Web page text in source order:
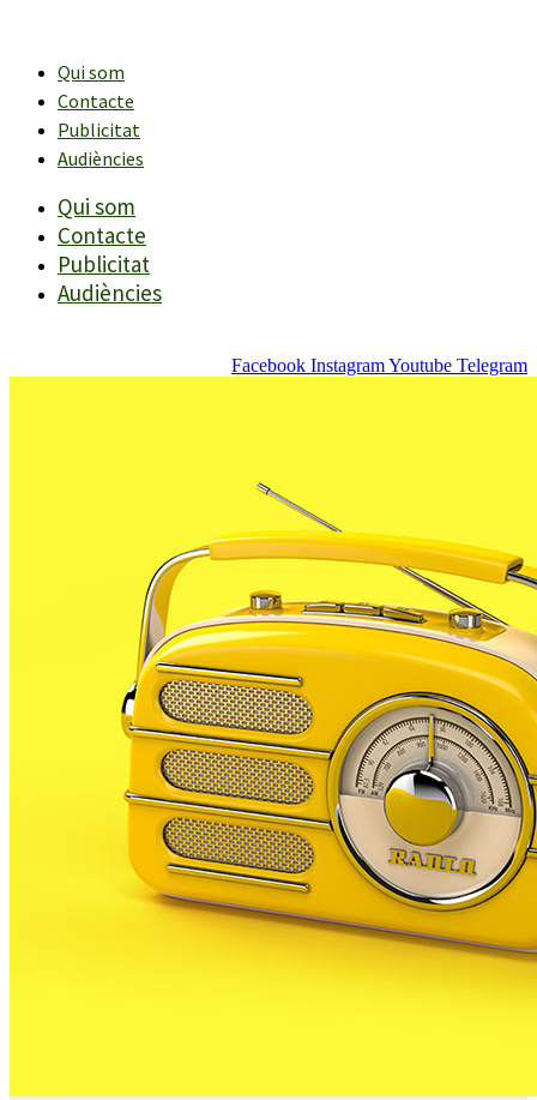
contingutQui som
Contacte
Publicitat
Audiències
Qui som
Contacte
Publicitat
Audiències
Facebook InstagramYoutube Telegram